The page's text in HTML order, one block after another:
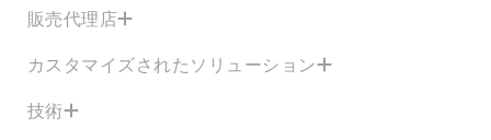
販売代理店
カスタマイズされたソリューション
技術